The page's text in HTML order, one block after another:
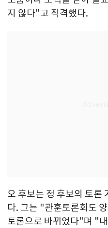
지 않다"고 직격했다.
오 후보는 정 후보의 토론
다. 그는 "관훈토론회도
토론으로 바뀌었다"며 "